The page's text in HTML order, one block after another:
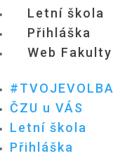
Letní škola
Přihláška
Web Fakulty
#TVOJEVOLBA
ČZU u VÁS
Letní škola
Přihláška